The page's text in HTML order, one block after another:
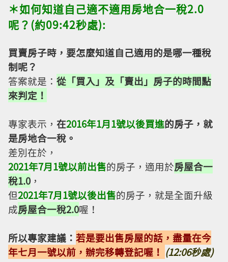
＊如何知道自己適不適用房地合一稅2.0
呢？(約09:42秒處):
買賣房子時，要怎麼知道自己適用的是哪一種稅
制呢？
答案就是： 從「買入」及「賣出」房子的時間點
來判定！
專家表示， 在2016年1月1號以後買進的房子，就
是房地合一稅。
差別在於，
2021年7月1號以前出售的房子，適用於房屋合一
稅1.0，
但2021年7月1號以後出售的房子，就是全面升級
成房屋合一稅2.0喔！
所以專家建議： 若是要出售房屋的話，盡量在今
年七月一號以前，辦完移轉登記喔！ (12:06秒處)